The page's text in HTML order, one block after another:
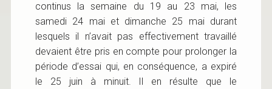
continus la semaine du 19 au 23 mai, les
samedi 24 mai et dimanche 25 mai durant
lesquels il n’avait pas effectivement travaillé
devaient être pris en compte pour prolonger la
période d’essai qui, en conséquence, a expiré
le 25 juin à minuit. Il en résulte que le